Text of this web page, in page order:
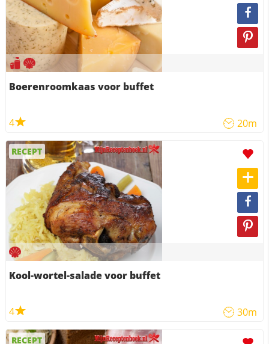
Boerenroomkaas voor buffet
4 20m
RECEPT
Kool-wortel-salade voor buffet
4 30m
RECEPT